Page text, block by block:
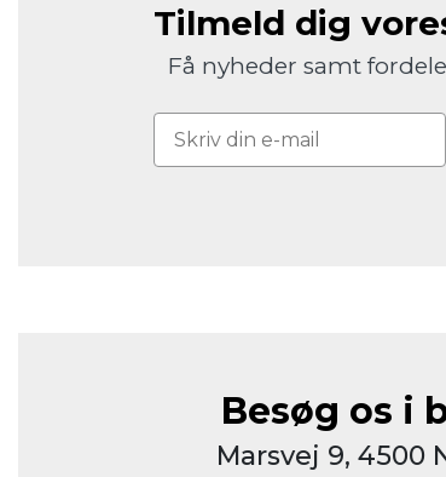
Tilmeld dig
Få nyheder samt
Besøg os i
Marsvej 9, 4500